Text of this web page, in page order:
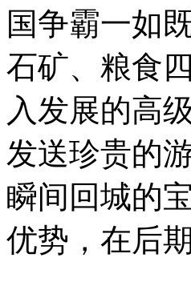
国争霸一如
石矿、粮食
入发展的高
发送珍贵的
瞬间回城的
优势，在后